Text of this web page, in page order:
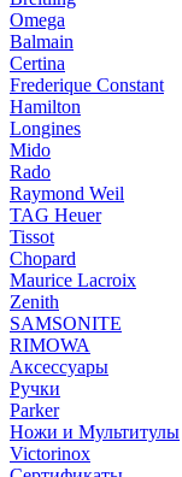
Omega
Balmain
Certina
Frederique Constant
Hamilton
Longines
Mido
Rado
Raymond Weil
TAG Heuer
Tissot
Chopard
Maurice Lacroix
Zenith
SAMSONITE
RIMOWA
Аксессуары
Ручки
Parker
Ножи и Мультитулы
Victorinox